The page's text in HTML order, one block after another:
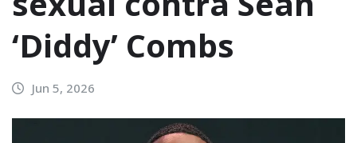
‘Diddy’ Combs
Jun 5, 2026